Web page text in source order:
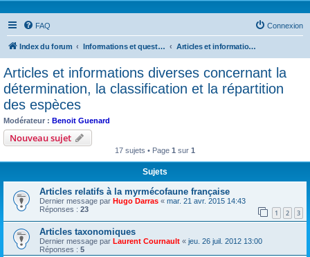
FAQ Connexion
Index du forum Informations et questions taxonomiques Articles et informations diverses concernant la détermination, la classification et la répartition des espèces
Articles et informations diverses concernant la
détermination, la classification et la répartition
des espèces
Modérateur : Benoit Guenard
Nouveau sujet
17 sujets • Page 1 sur 1
Sujets
Articles relatifs à la myrmécofaune française
Dernier message par Hugo Darras « mar. 21 avr. 2015 14:43
Réponses : 23 1 2 3
Articles taxonomiques
Dernier message par Laurent Cournault « jeu. 26 juil. 2012 13:00
Réponses : 5